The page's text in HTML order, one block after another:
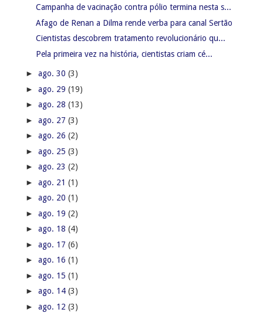
Campanha de vacinação contra pólio termina nesta s...
Afago de Renan a Dilma rende verba para canal Sertão
Cientistas descobrem tratamento revolucionário qu...
Pela primeira vez na história, cientistas criam cé...
► ago. 30 (3)
► ago. 29 (19)
► ago. 28 (13)
► ago. 27 (3)
► ago. 26 (2)
► ago. 25 (3)
► ago. 23 (2)
► ago. 21 (1)
► ago. 20 (1)
► ago. 19 (2)
► ago. 18 (4)
► ago. 17 (6)
► ago. 16 (1)
► ago. 15 (1)
► ago. 14 (3)
► ago. 12 (3)